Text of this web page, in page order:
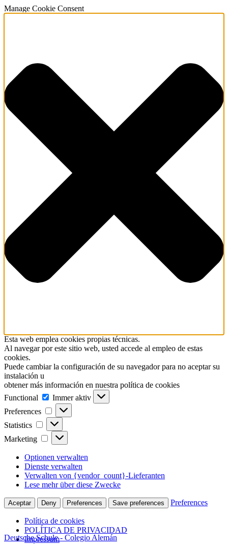
Manage Cookie Consent
Esta web emplea cookies propias técnicas.
Al navegar por este sitio web, usted accede al empleo de estas
cookies.
Puede cambiar la configuración de su navegador para no aceptar su
instalación u
obtener más información en nuestra política de cookies
Functional
Functional
Immer aktiv
Preferences
Preferences
Statistics Statistics
Marketing Marketing
Optionen verwalten
Dienste verwalten
Verwalten von {vendor_count}-Lieferanten
Lese mehr über diese Zwecke
Aceptar Deny Preferences Save preferences Preferences
Política de cookies
POLÍTICA DE PRIVACIDAD
Impressum
Deutsche Schule - Colegio Alemán